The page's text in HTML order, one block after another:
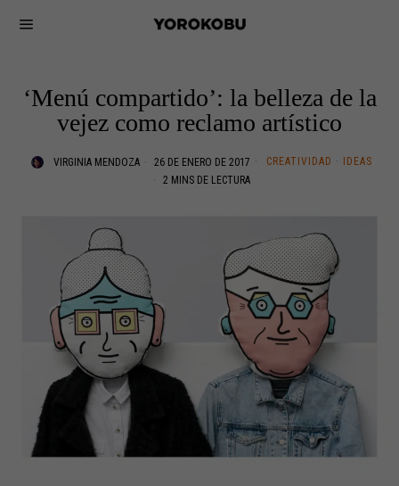
‘Menú compartido’: la belleza de la
vejez como reclamo artístico
VIRGINIA MENDOZA 26 DE ENERO DE 2017 CREATIVIDAD ·
IDEAS
2 MINS DE LECTURA